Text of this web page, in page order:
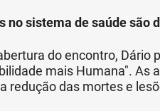
no sistema de saúde são
do encontro, Dário
mais Humana". As
redução das mortes e